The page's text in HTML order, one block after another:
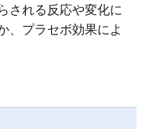
される反応や変化に
、プラセボ効果によ